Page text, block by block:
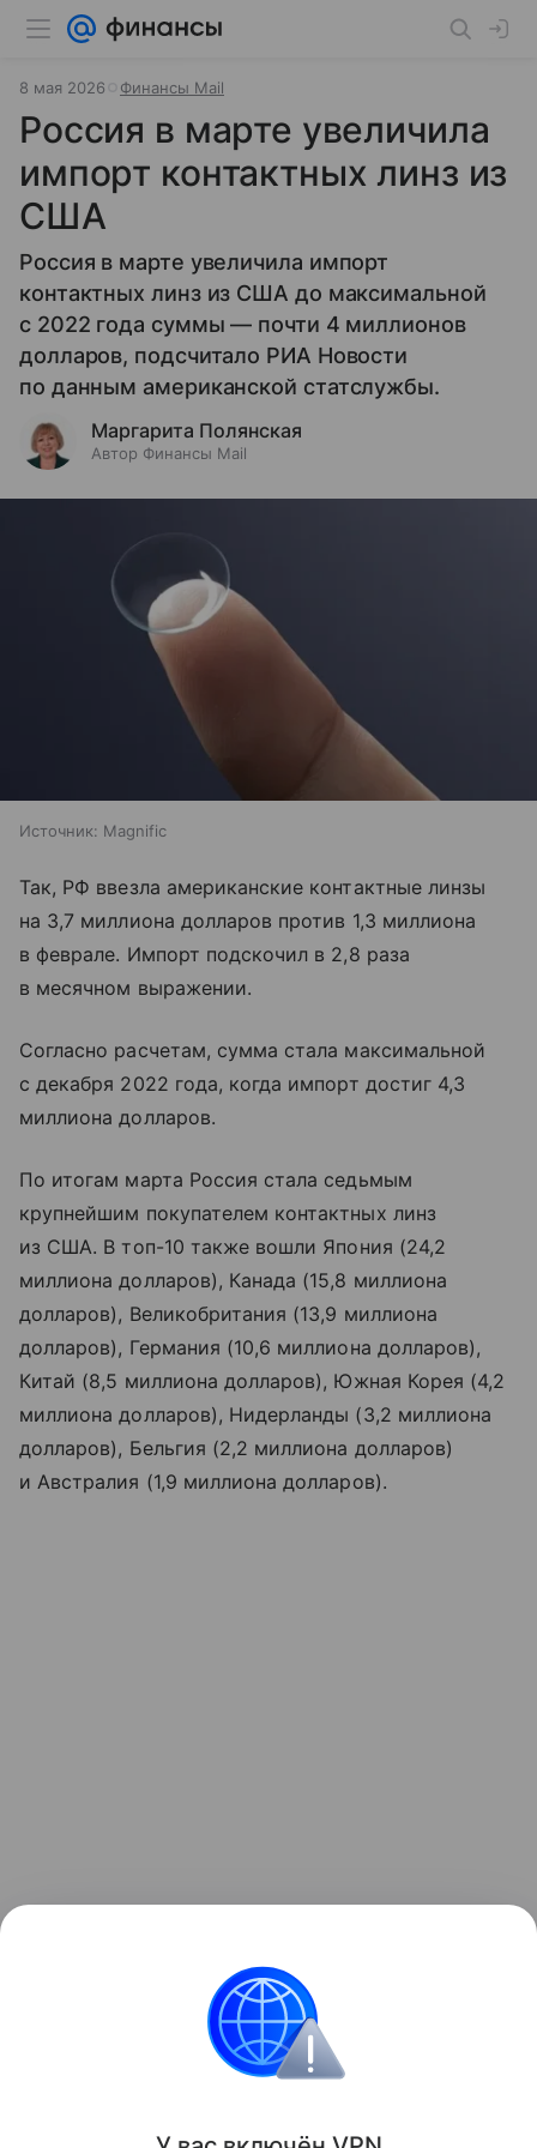
8 мая 2026 Финансы Mail
Россия в марте увеличила
импорт контактных линз из
США
Россия в марте увеличила импорт
контактных линз из США до максимальной
с 2022 года суммы — почти 4 миллионов
долларов, подсчитало РИА Новости
по данным американской статслужбы.
Маргарита Полянская
Автор Финансы Mail
Источник: Magnific
Так, РФ ввезла американские контактные линзы
на 3,7 миллиона долларов против 1,3 миллиона
в феврале. Импорт подскочил в 2,8 раза
в месячном выражении.
Согласно расчетам, сумма стала максимальной
с декабря 2022 года, когда импорт достиг 4,3
миллиона долларов.
По итогам марта Россия стала седьмым
крупнейшим покупателем контактных линз
из США. В топ-10 также вошли Япония (24,2
миллиона долларов), Канада (15,8 миллиона
долларов), Великобритания (13,9 миллиона
долларов), Германия (10,6 миллиона долларов),
Китай (8,5 миллиона долларов), Южная Корея (4,2
миллиона долларов), Нидерланды (3,2 миллиона
долларов), Бельгия (2,2 миллиона долларов)
и Австралия (1,9 миллиона долларов).
Данная информация носит исключительно
информационный (ознакомительный) характер
и не является индивидуальной инвестиционной